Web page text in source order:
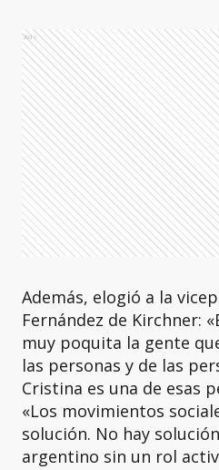
Ads
Además, elogió a la
Fernández de Kirchner:
muy poquita la gente
las personas y de las
Cristina es una de esas
«Los movimientos
solución. No hay
argentino sin un rol